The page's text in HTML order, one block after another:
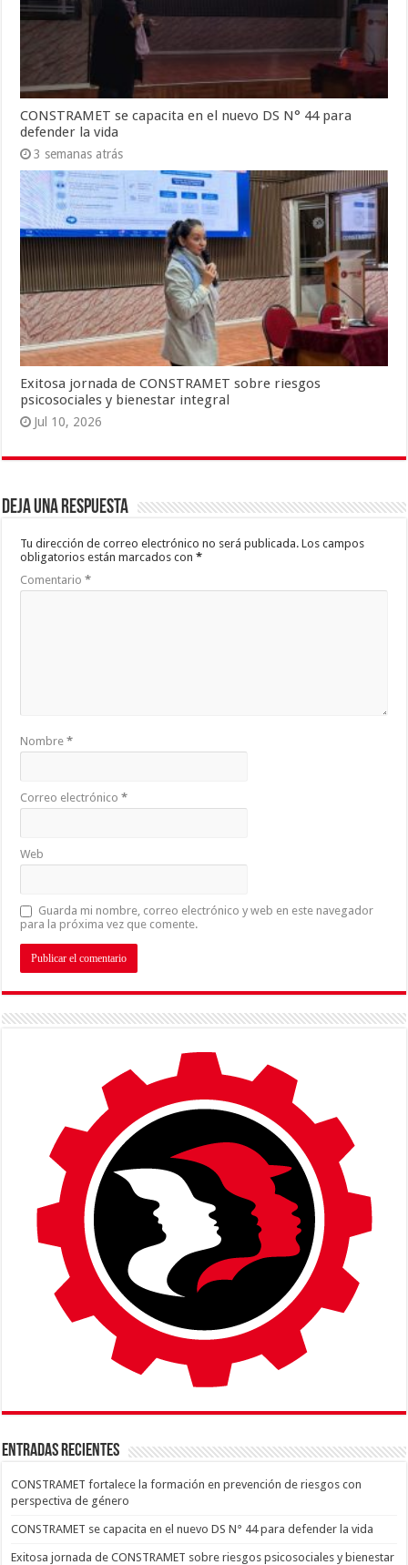
CONSTRAMET se capacita en el nuevo DS N° 44 para
defender la vida
3 semanas atrás
Exitosa jornada de CONSTRAMET sobre riesgos
psicosociales y bienestar integral
Jul 10, 2026
Deja una respuesta
Tu dirección de correo electrónico no será publicada. Los campos
obligatorios están marcados con*
Comentario*
Nombre*
Correo electrónico*
Web
Guarda mi nombre, correo electrónico y web en este navegador
para la próxima vez que comente.
ENTRADAS RECIENTES
CONSTRAMET fortalece la formación en prevención de riesgos con
perspectiva de género
CONSTRAMET se capacita en el nuevo DS N° 44 para defender la vida
Exitosa jornada de CONSTRAMET sobre riesgos psicosociales y bienestar